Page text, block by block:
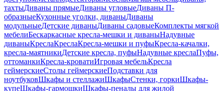
тахтыДиваны прямыеДиваны угловыеДиваны П-
образныеКухонные уголки, диваныДиваны
модульныеДетские диваныДиваны садовыеКомплекты мягкой
мебелиБескаркасные кресла-мешки и диваныНадувные
диваныКреслаКреслаКресла-мешки и пуфыКресла-качалки,
кресла-маятникиДетские кресла, пуфыНадувные креслаПуфы,
оттоманкиКресла-кроватиИгровая мебельКресла
геймерскиеСтолы геймерскиеПодставки для
ноутбуковШкафы и стеллажиШкафыСтенки, горкиШкафы-
купеШкафы-гармошкиШкафы-пеналы для жилой